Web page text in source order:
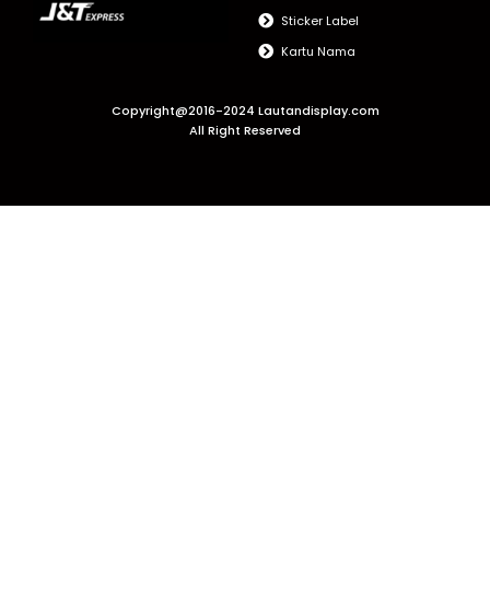
Sticker Label
Kartu Nama
Copyright@2016-2024 Lautandisplay.com
All Right Reserved